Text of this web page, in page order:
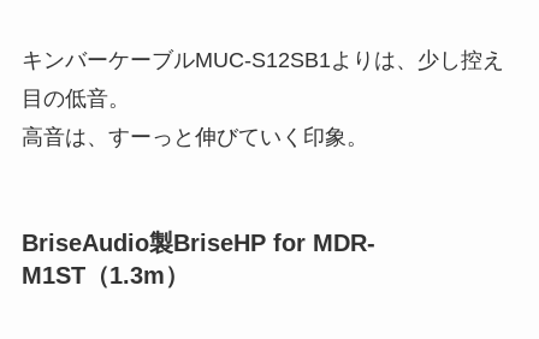
キンバーケーブルMUC-S12SB1よりは、少し控え
目の低音。
高音は、すーっと伸びていく印象。
BriseAudio製BriseHP for MDR-
M1ST（1.3m）